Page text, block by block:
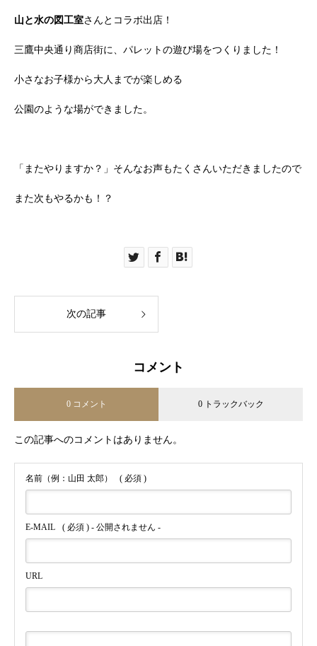
山と水の図工室さんとコラボ出店！
三鷹中央通り商店街に、パレットの遊び場をつくりました！
小さなお子様から大人までが楽しめる
公園のような場ができました。
「またやりますか？」そんなお声もたくさんいただきましたので
また次もやるかも！？
次の記事
コメント
0 コメント 0 トラックバック
この記事へのコメントはありません。
名前（例：山田 太郎） ( 必須 )
E-MAIL ( 必須 ) - 公開されません -
URL